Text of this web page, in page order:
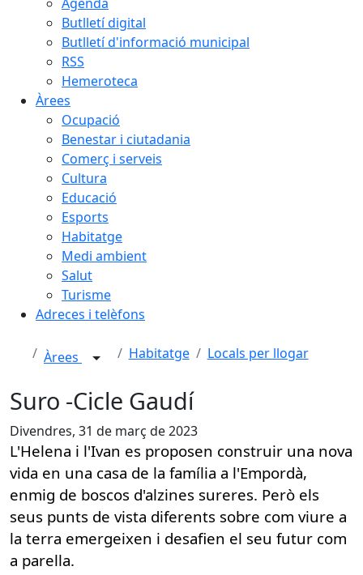
Butlletí digital
Butlletí d'informació municipal
RSS
Hemeroteca
Àrees
Ocupació
Benestar i ciutadania
Comerç i serveis
Cultura
Educació
Esports
Habitatge
Medi ambient
Salut
Turisme
Adreces i telèfons
Àrees Habitatge Locals per llogar
Suro -Cicle Gaudí
Divendres, 31 de març de 2023
L'Helena i l'Ivan es proposen construir una nova
vida en una casa de la família a l'Empordà,
enmig de boscos d'alzines sureres. Però els
seus punts de vista diferents sobre com viure a
la terra emergeixen i desafien el seu futur com
a parella.